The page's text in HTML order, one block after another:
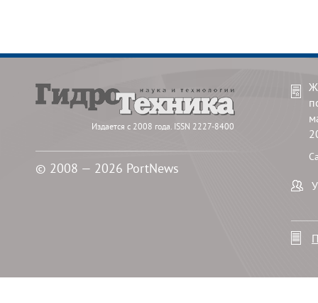
Издается с 2008 года. ISSN 2227-8400
© 2008 — 2026 PortNews